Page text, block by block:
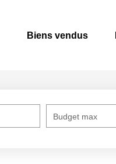
Biens vendus
Budget max